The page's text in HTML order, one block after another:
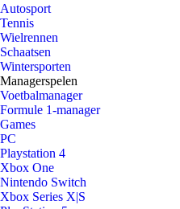
Autosport
Tennis
Wielrennen
Schaatsen
Wintersporten
Managerspelen
Voetbalmanager
Formule 1-manager
Games
PC
Playstation 4
Xbox One
Nintendo Switch
Xbox Series X|S